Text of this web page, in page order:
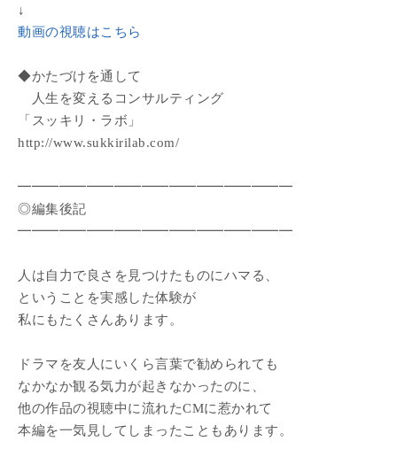
↓
動画の視聴はこちら
◆かたづけを通して
人生を変えるコンサルティング
「スッキリ・ラボ」
http://www.sukkirilab.com/
━━━━━━━━━━━━━━━━━━━━
◎編集後記
━━━━━━━━━━━━━━━━━━━━
人は自力で良さを見つけたものにハマる、
ということを実感した体験が
私にもたくさんあります。
ドラマを友人にいくら言葉で勧められても
なかなか観る気力が起きなかったのに、
他の作品の視聴中に流れたCMに惹かれて
本編を一気見してしまったこともあります。